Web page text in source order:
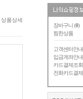
장바구니 (0)
찜한상품
고객센터안내
입금계좌안내
카드결제조회
전화카드결제
상품상세